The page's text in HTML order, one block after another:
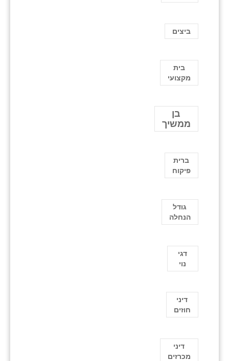
ביצים
בית
מקצועי
בן
ממשיך
ברית
פיקוח
גודל
הנחלה
דגי
נוי
דיני
חוזים
דיני
מכרזים